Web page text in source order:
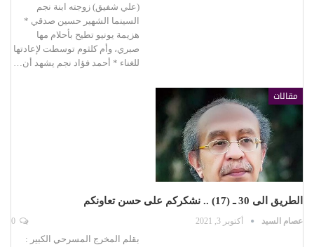
(علي شفيق) زوجته ابنة نجم
السينما الشهير حسين صدقي *
هزيمة يونيو تطيح بأحلام مها
صبري، وأم كلثوم توسطت لإعادتها
للغناء * أحمد فؤاد نجم يشهد أن…
مقالات
الطريق الى 30 ـ (17) .. نشكركم على حسن تعاونكم
عصام السيد أكتوبر 3, 2021
بقلم المخرج المسرحي الكبير :